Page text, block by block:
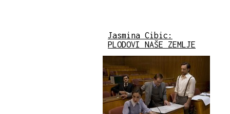
Jasmina Cibic:
PLODOVI NAŠE ZEMLJE